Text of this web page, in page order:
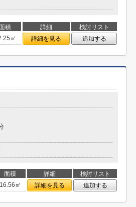
積 詳細
検討リスト
㎡ 詳細を見る 追加する
面積 詳細
検討リスト
16.56㎡ 詳細を見る 追加する